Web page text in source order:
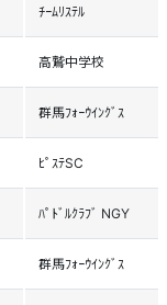
ﾁｰﾑﾘｽﾃﾙ
高鷲中学校
群馬ﾌｫｰｳｲﾝｸﾞｽ
ﾋﾟｽﾃSC
ﾊﾟﾄﾞﾙｸﾗﾌﾞ NGY
群馬ﾌｫｰｳｲﾝｸﾞｽ